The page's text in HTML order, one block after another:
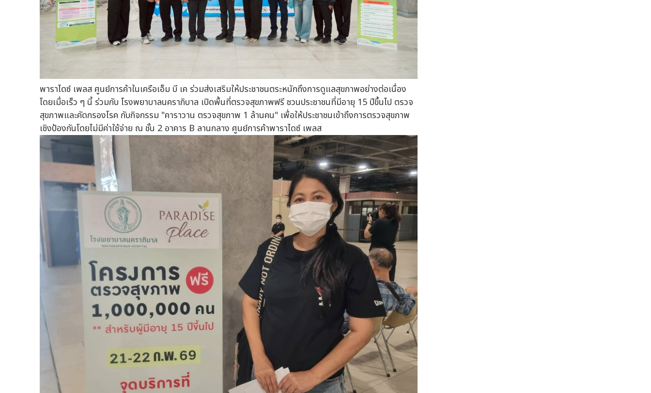
พาราไดซ์ เพลส ศูนย์การค้าในเครือเอ็ม บี เค ร่วมส่งเสริมให้ประชาชนตระหนักถึงการดูแลสุขภาพอย่างต่อเนื่อง
โดยเมื่อเร็ว ๆ นี้ ร่วมกับ โรงพยาบาลนคราภิบาล เปิดพื้นที่ตรวจสุขภาพฟรี ชวนประชาชนที่มีอายุ 15 ปีขึ้นไป ตรวจ
สุขภาพและคัดกรองโรค กับกิจกรรม "คาราวาน ตรวจสุขภาพ 1 ล้านคน" เพื่อให้ประชาชนเข้าถึงการตรวจสุขภาพ
เชิงป้องกันโดยไม่มีค่าใช้จ่าย ณ ชั้น 2 อาคาร B ลานกลาง ศูนย์การค้าพาราไดซ์ เพลส